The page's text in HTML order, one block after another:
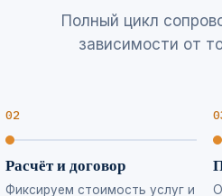
Полный цикл
зависимости от
Расчёт и договор
Фиксируем стоимость услуг и